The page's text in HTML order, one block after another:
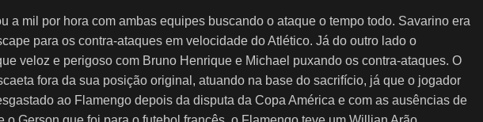
a mil por hora com ambas equipes buscando o ataque o tempo todo. Savarino era
para os contra-ataques em velocidade do Atlético. Já do outro lado o
veloz e perigoso com Bruno Henrique e Michael puxando os contra-ataques. O
fora da sua posição original, atuando na base do sacrifício, já que o jogador
ao Flamengo depois da disputa da Copa América e com as ausências de